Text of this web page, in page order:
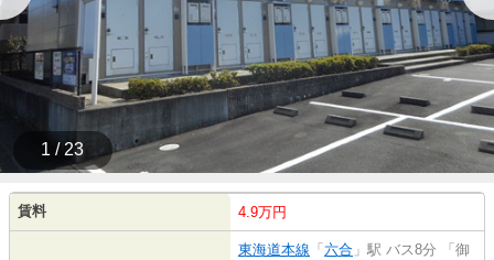
1 / 23
賃料 4.9万円
東海道本線 「 六合 」駅 バス8分 「御